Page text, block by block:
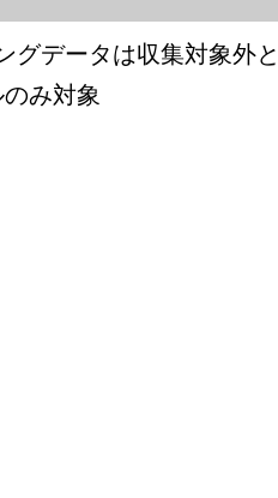
総合ラン
グデータは収集対象外
み対象